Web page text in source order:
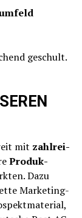
geschult.
mit zahl­rei­
Pro­duk­
Dazu
Mar­ke­ting-